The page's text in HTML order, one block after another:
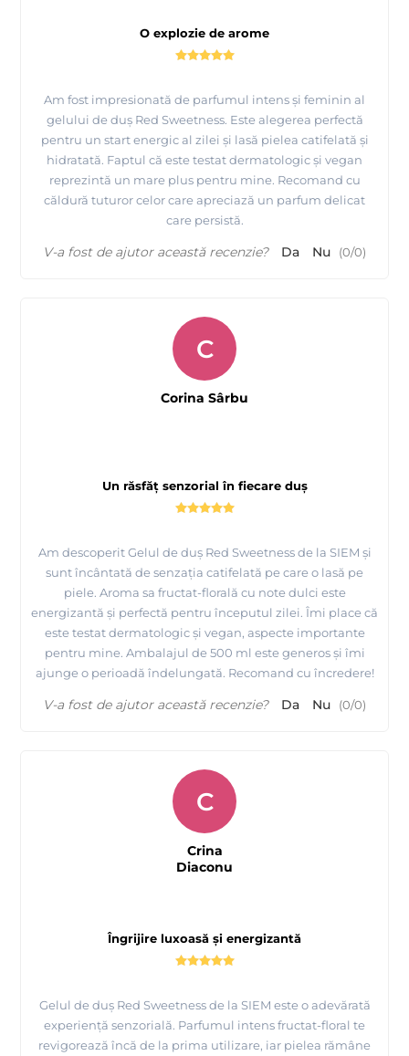
O explozie de arome
Am fost impresionată de parfumul intens și feminin al
gelului de duș Red Sweetness. Este alegerea perfectă
pentru un start energic al zilei și lasă pielea catifelată și
hidratată. Faptul că este testat dermatologic și vegan
reprezintă un mare plus pentru mine. Recomand cu
căldură tuturor celor care apreciază un parfum delicat
care persistă.
V-a fost de ajutor această recenzie? Da Nu (0/0)
Un răsfăț senzorial în fiecare duș
Am descoperit Gelul de duș Red Sweetness de la SIEM și
sunt încântată de senzația catifelată pe care o lasă pe
piele. Aroma sa fructat-florală cu note dulci este
energizantă și perfectă pentru începutul zilei. Îmi place că
este testat dermatologic și vegan, aspecte importante
pentru mine. Ambalajul de 500 ml este generos și îmi
ajunge o perioadă îndelungată. Recomand cu încredere!
C
Corina Sârbu
V-a fost de ajutor această recenzie? Da Nu (0/0)
Îngrijire luxoasă și energizantă
Gelul de duș Red Sweetness de la SIEM este o adevărată
experiență senzorială. Parfumul intens fructat-floral te
revigorează încă de la prima utilizare, iar pielea rămâne
C
Crina
Diaconu